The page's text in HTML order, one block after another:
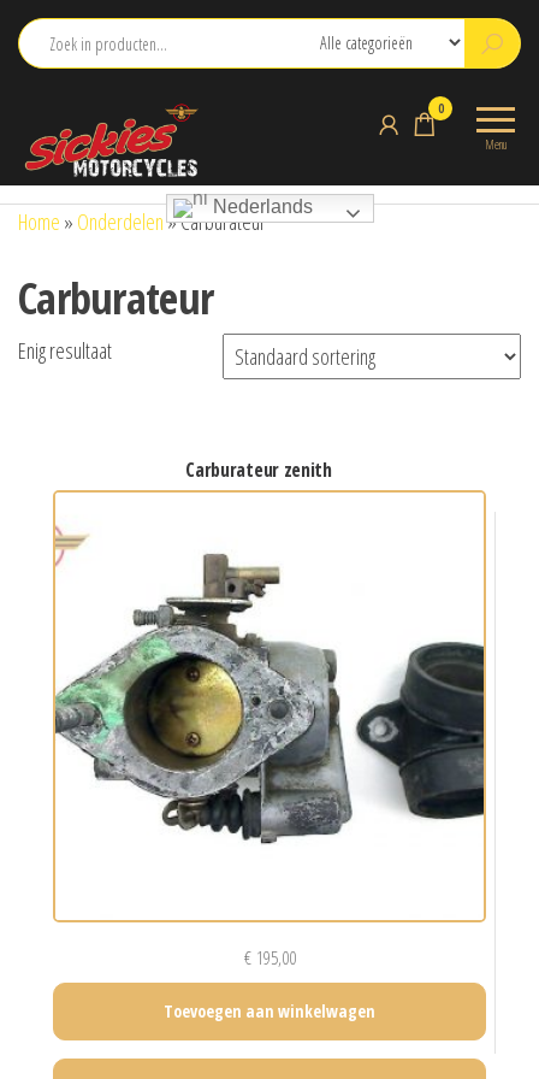
naar
Menu
0
Nederlands
Home » Onderdelen»Carburateur
Carburateur
Enig resultaat
carburateur zenith
€195,00
Toevoegen aan winkelwagen